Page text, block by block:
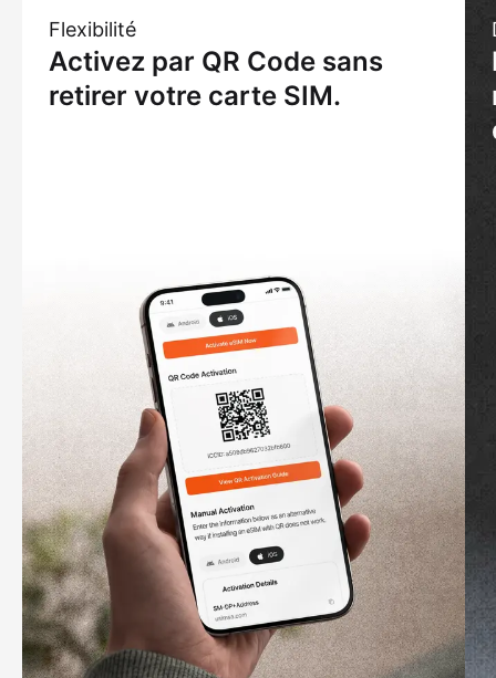
Flexibilité
Activez par QR Code sans
retirer votre carte SIM.